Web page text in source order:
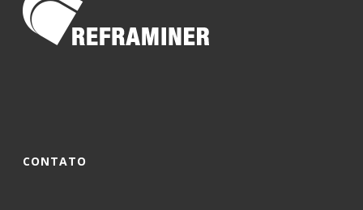
CONTATO